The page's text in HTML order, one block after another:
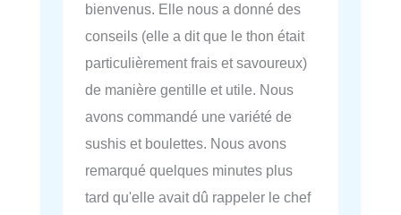
bienvenus. Elle nous a donné des
conseils (elle a dit que le thon était
particulièrement frais et savoureux)
de manière gentille et utile. Nous
avons commandé une variété de
sushis et boulettes. Nous avons
remarqué quelques minutes plus
tard qu'elle avait dû rappeler le chef